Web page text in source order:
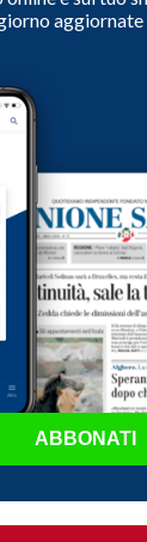
ABBONATI